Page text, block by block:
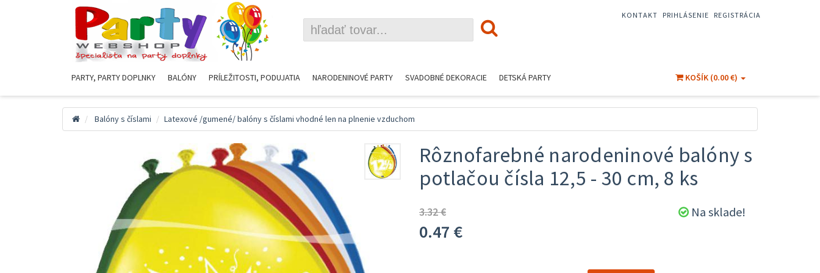
KONTAKT PRIHLÁSENIE REGISTRÁCIA
PARTY, PARTY DOPLNKY BALÓNY PRÍLEŽITOSTI, PODUJATIA NARODENINOVÉ PARTY SVADOBNÉ DEKORACIE DETSKÁ PARTY KOŠÍK (0.00 €)
Balóny s číslami Latexové /gumené/ balóny s číslami vhodné len na plnenie vzduchom
Rôznofarebné narodeninové balóny s
potlačou čísla 12,5 - 30 cm, 8 ks
Na sklade!
3.32 €
0.47 €